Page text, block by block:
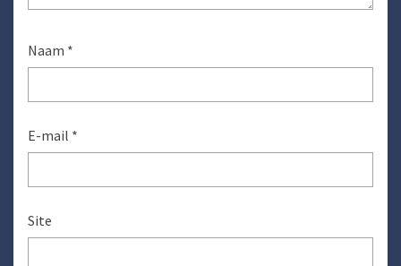
Naam *
E-mail *
Site